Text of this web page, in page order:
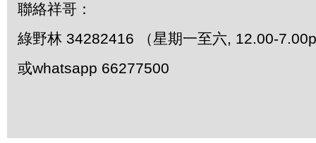
聯絡祥哥：
綠野林 34282416 （星期一至六, 12.00-
或whatsapp 66277500